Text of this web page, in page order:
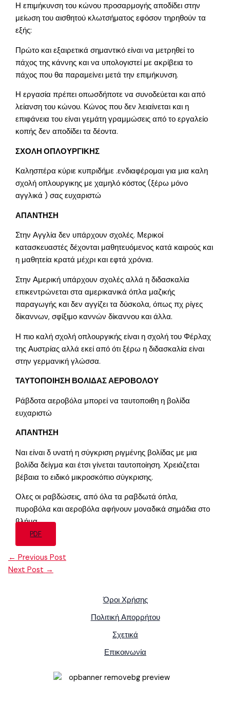
Η επιμήκυνση του κώνου προσαρμογής αποδίδει στην
μείωση του αισθητού κλωτσήματος εφόσον τηρηθούν τα
εξής:
Πρώτο και εξαιρετικά σημαντικό είναι να μετρηθεί το
πάχος της κάννης και να υπολογιστεί με ακρίβεια το
πάχος που θα παραμείνει μετά την επιμήκυνση.
Η εργασία πρέπει οπωσδήποτε να συνοδεύεται και από
λείανση του κώνου. Κώνος που δεν λειαίνεται και η
επιφάνεια του είναι γεμάτη γραμμώσεις από το εργαλείο
κοπής δεν αποδίδει τα δέοντα.
ΣΧΟΛΗ ΟΠΛΟΥΡΓΙΚΗΣ
Καλησπέρα κύριε κυπριδήμε .ενδιαφέρομαι για μια καλη
σχολή οπλουργικης με χαμηλό κόστος (ξέρω μόνο
αγγλικά ) σας ευχαριστώ
ΑΠΑΝΤΗΣΗ
Στην Αγγλία δεν υπάρχουν σχολές. Μερικοί
κατασκευαστές δέχονται μαθητευόμενος κατά καιρούς και
η μαθητεία κρατά μέχρι και εφτά χρόνια.
Στην Αμερική υπάρχουν σχολές αλλά η διδασκαλία
επικεντρώνεται στα αμερικανικά όπλα μαζικής
παραγωγής και δεν αγγίζει τα δύσκολα, όπως πχ ρίγες
δίκαννων, σφίξιμο καννών δίκαννου και άλλα.
Η πιο καλή σχολή οπλουργικής είναι η σχολή του Φέρλαχ
της Αυστρίας αλλά εκεί από ότι ξέρω η διδασκαλία είναι
στην γερμανική γλώσσα.
ΤΑΥΤΟΠΟΙΗΣΗ ΒΟΛΙΔΑΣ ΑΕΡΟΒΟΛΟΥ
Ράβδοτα αεροβόλα μπορεί να ταυτοποιθη η βολίδα
ευχαριστώ
ΑΠΑΝΤΗΣΗ
Ναι είναι δ υνατή η σύγκριση ριγμένης βολίδας με μια
βολίδα δείγμα και έτσι γίνεται ταυτοποίηση. Χρειάζεται
βέβαια το ειδικό μικροσκόπιο σύγκρισης.
Ολες οι ραβδώσεις, από όλα τα ραβδωτά όπλα,
πυροβόλα και αεροβόλα αφήνουν μοναδικά σημάδια στο
βλήμα.
PDF
← Previous Post
Next Post →
Όροι Χρήσης
Πολιτική Απορρήτου
Σχετικά
Επικοινωνία